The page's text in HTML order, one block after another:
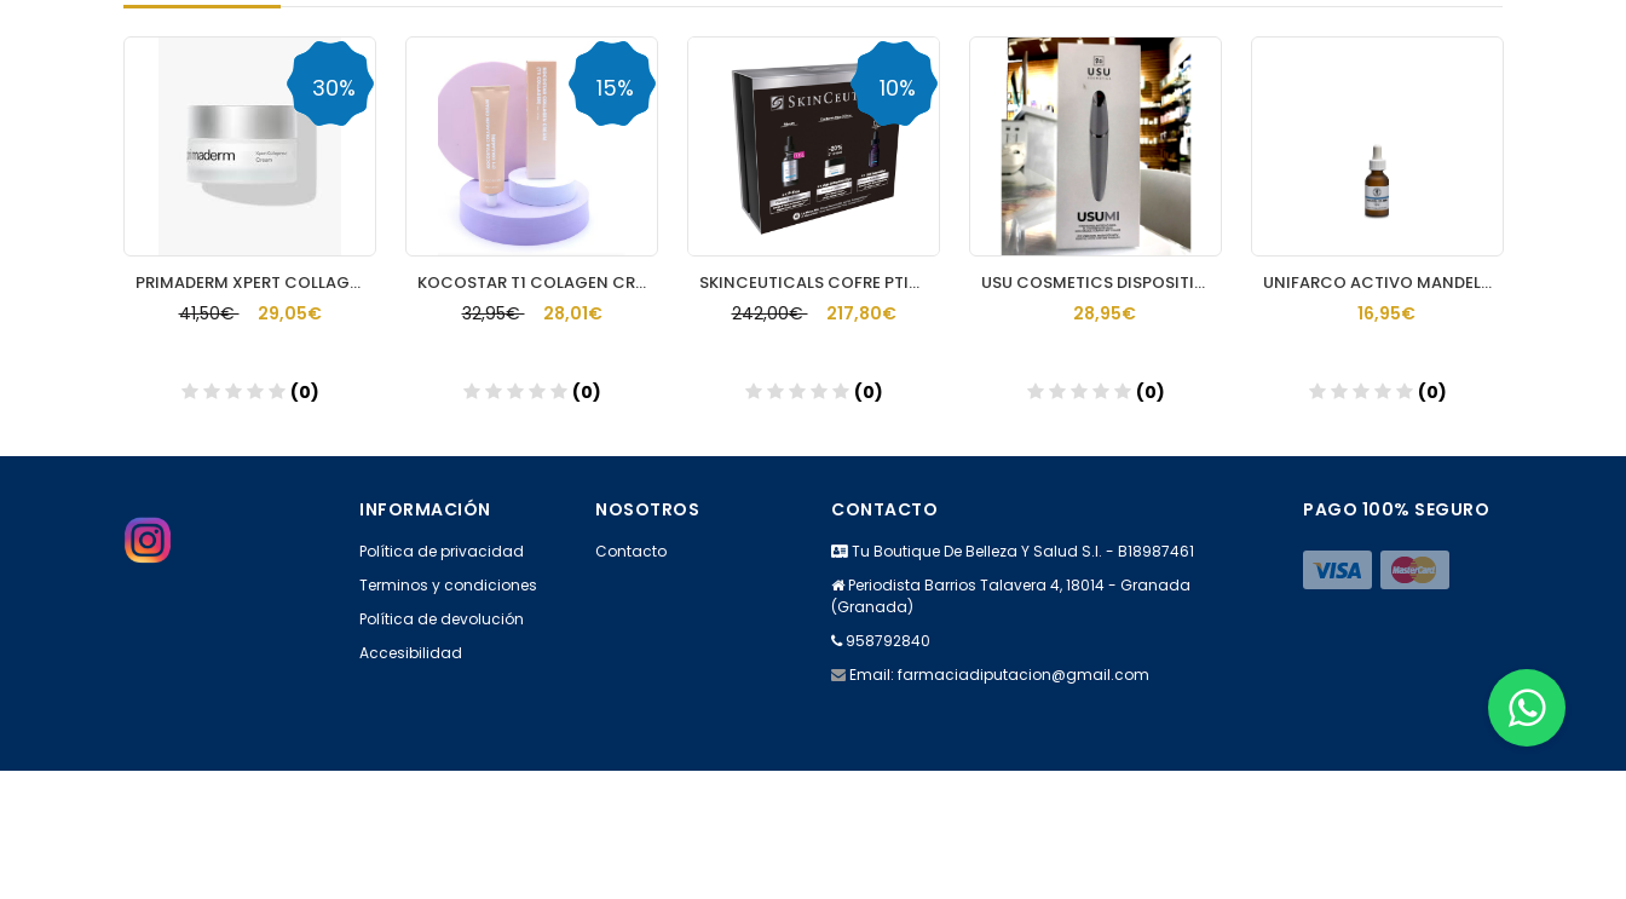
PRIMADERM XPERT COLLAGENEUR CREMA CUELLO Y ESCOTE
29,05€
(0)
KOCOSTAR T1 COLAGEN CREAM GENTLEFILM POWDER 6
28,01€
15%
(0)
SKINCEUTICALS COFRE PTIOX+CONTORNO DE OJOS+SERUM HA
217,80€
10%
(0)
USU COSMETICS DISPOSITIVO USUMI
(0)
UNIFARCO ACTIVO MANDELICO AHA 10
(0)
DISNA TIJERA UÑAS
INFORMACIÓN
Política de privacidad
Terminos y condiciones
Política de devolución
Accesibilidad
NOSOTROS
Contacto
CONTACTO
Tu Boutique De Belleza Y Salud S.l. - B18987461
Periodista Barrios Talavera 4, 18014 - Granada
(Granada)
958792840
Email: farmaciadiputacion@gmail.com
PAGO 100% SEGURO